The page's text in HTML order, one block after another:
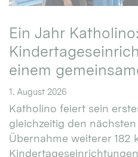
Ein Jahr
einem
1. August 2026
Katholino feiert sein
gleichzeitig den
Übernahme weiterer 182